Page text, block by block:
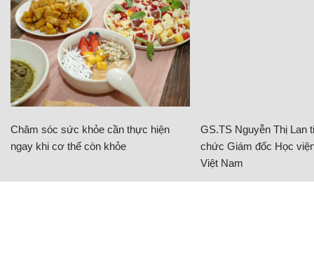
Chăm sóc sức khỏe cần thực hiện
ngay khi cơ thể còn khỏe
GS.TS Nguyễn Thị Lan
chức Giám đốc Học
Việt Nam